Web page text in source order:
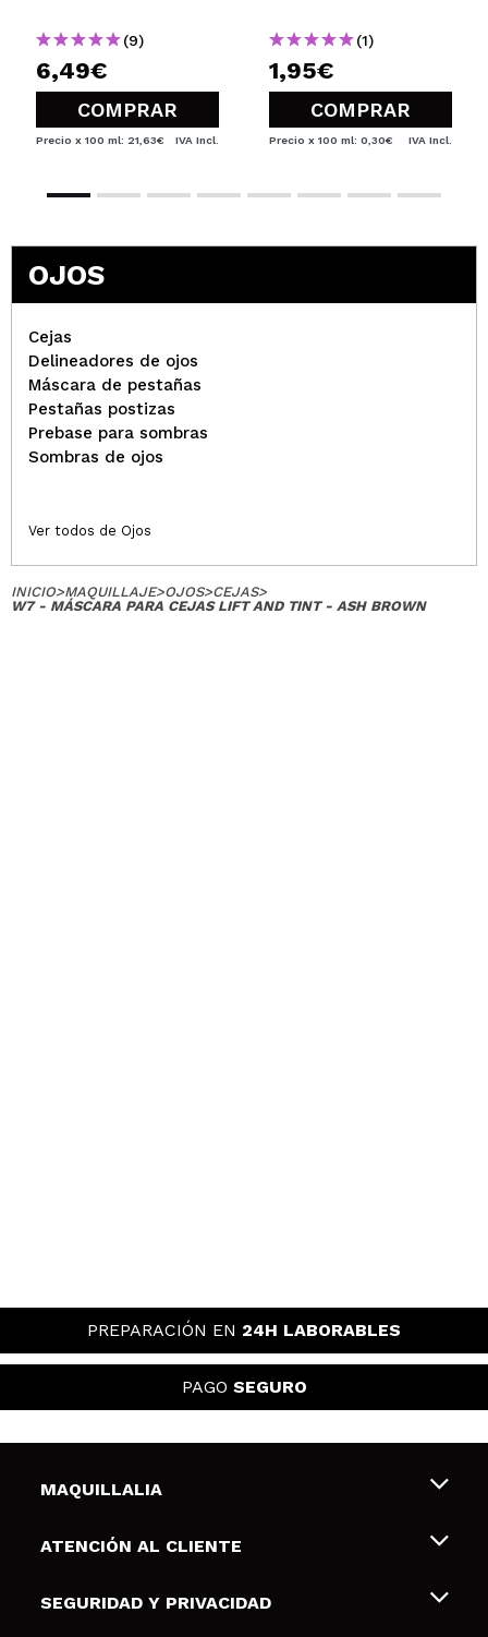
(9)
6,49€
COMPRAR
Precio x 100 ml: 21,63€ IVA Incl.
(1)
1,95€
COMPRAR
Precio x 100 ml: 0,30€ IVA Incl.
OJOS
Cejas
Delineadores de ojos
Máscara de pestañas
Pestañas postizas
Prebase para sombras
Sombras de ojos
Ver todos de Ojos
INICIO>MAQUILLAJE>OJOS>CEJAS>
W7 - MÁSCARA PARA CEJAS LIFT AND TINT - ASH BROWN
PREPARACIÓN EN 24H LABORABLES
PAGO SEGURO
MAQUILLALIA
Sobre nosotros
Tarjetas de Regalo
ATENCIÓN AL CLIENTE
Envíos y devoluciones
SEGURIDAD Y PRIVACIDAD